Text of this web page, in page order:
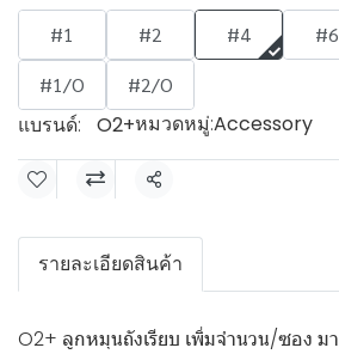
#1 #2 #4 #6
#1/O
#2/O
แบรนด์: O2+หมวดหมู่:Accessory
แชร์
รายละเอียดสินค้า
O2+ ลูกหมุนถังเรียบ เพิ่มจำนวน/ซอง ม